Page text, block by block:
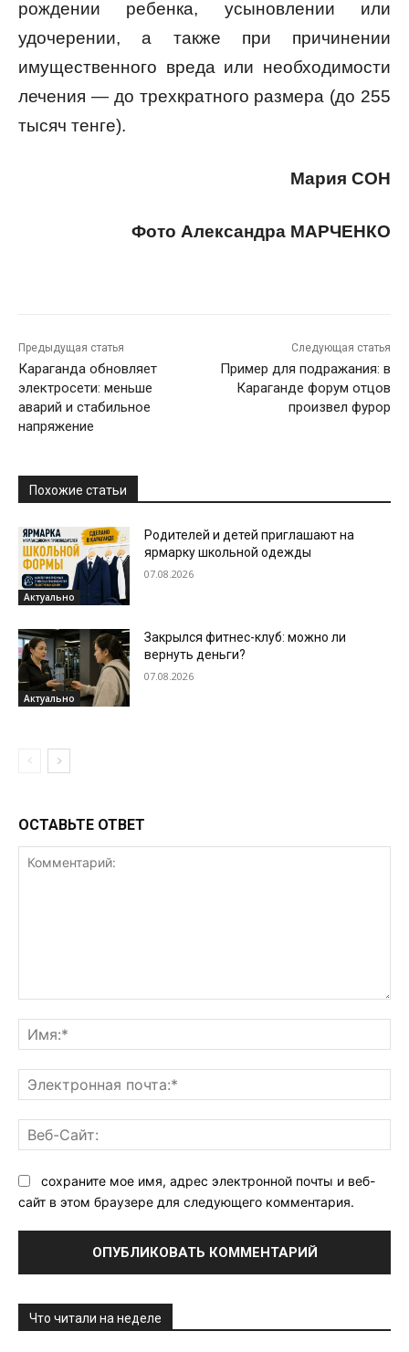
рождении ребенка, усыновлении или
удочерении, а также при причинении
имущественного вреда или необходимости
лечения — до трехкратного размера (до 255
тысяч тенге).
Мария СОН
Фото Александра МАРЧЕНКО
Предыдущая статья
Караганда обновляет
электросети: меньше
аварий и стабильное
напряжение
Следующая статья
Пример для подражания: в
Караганде форум отцов
произвел фурор
Похожие статьи
Актуально
Родителей и детей приглашают на
ярмарку школьной одежды
07.08.2026
Актуально
Закрылся фитнес-клуб: можно ли
вернуть деньги?
07.08.2026
ОСТАВЬТЕ ОТВЕТ
сохраните мое имя, адрес электронной почты и веб-
сайт в этом браузере для следующего комментария.
Что читали на неделе